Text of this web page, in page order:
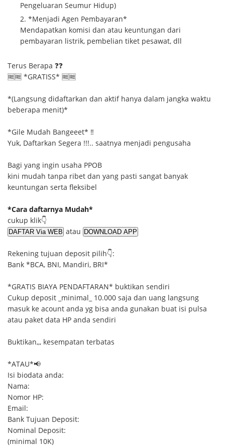
Pengeluaran Seumur Hidup)
*Menjadi Agen Pembayaran*
Mendapatkan komisi dan atau keuntungan dari
pembayaran listrik, pembelian tiket pesawat, dll
Terus Berapa ❓❓
🆓🆓 *GRATISS* 🆓🆓
*(Langsung didaftarkan dan aktif hanya dalam jangka waktu
beberapa menit)*
*Gile Mudah Bangeeet* ‼
Yuk, Daftarkan Segera !!!.. saatnya menjadi pengusaha
Bagi yang ingin usaha PPOB
kini mudah tanpa ribet dan yang pasti sangat banyak
keuntungan serta fleksibel
*Cara daftarnya Mudah*
cukup klik👇
atau
Rekening tujuan deposit pilih👇:
Bank *BCA, BNI, Mandiri, BRI*
*GRATIS BIAYA PENDAFTARAN* buktikan sendiri
Cukup deposit _minimal_ 10.000 saja dan uang langsung
masuk ke acount anda yg bisa anda gunakan buat isi pulsa
atau paket data HP anda sendiri
Buktikan,,, kesempatan terbatas
*ATAU*📢
Isi biodata anda:
Nama:
Nomor HP:
Email:
Bank Tujuan Deposit:
Nominal Deposit:
(minimal 10K)